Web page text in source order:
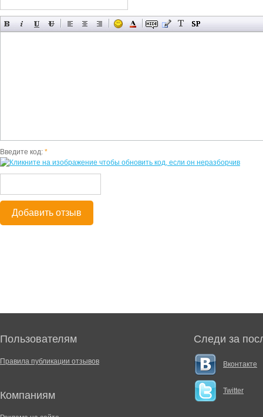
Введите код: *
Добавить отзыв
Пользователям
Правила публикации отзывов
Компаниям
Следи за
Вконтакте
Twitter